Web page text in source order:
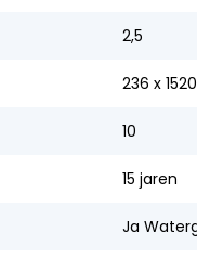
2,5
236 x 1520
10
15 jaren
Ja